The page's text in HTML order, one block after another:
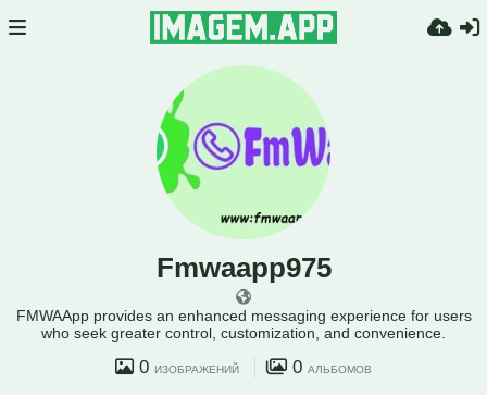
Fmwaapp975
FMWAApp provides an enhanced messaging experience for users
who seek greater control, customization, and convenience.
0 ИЗОБРАЖЕНИЙ 0 АЛЬБОМОВ